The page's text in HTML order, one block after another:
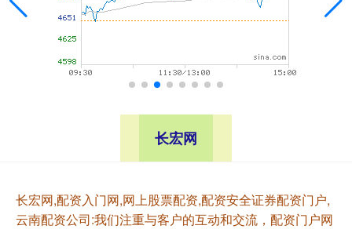
长宏网
长宏网,配资入门网,网上股票配资,配资安全证券配资门户,
云南配资公司:我们注重与客户的互动和交流，配资门户网